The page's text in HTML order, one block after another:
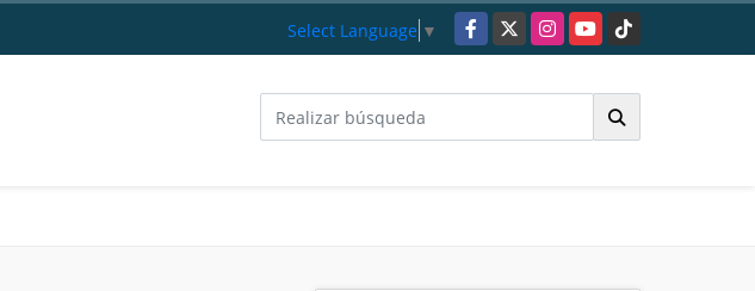
Select Language ▼ Facebook
X InstagramYouTubeTikTok